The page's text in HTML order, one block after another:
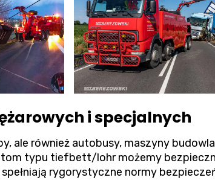
i specjalnych
ale również autobusy, maszyny
typu tiefbett/lohr możemy
rygorystyczne normy